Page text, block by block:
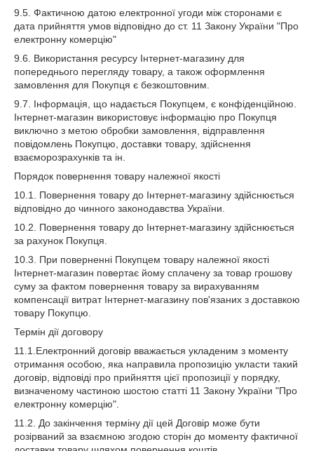
9.5. Фактичною датою електронної угоди між сторонами є
дата прийняття умов відповідно до ст. 11 Закону України "Про
електронну комерцію"
9.6. Використання ресурсу Інтернет-магазину для
попереднього перегляду товару, а також оформлення
замовлення для Покупця є безкоштовним.
9.7. Інформація, що надається Покупцем, є конфіденційною.
Інтернет-магазин використовує інформацію про Покупця
виключно з метою обробки замовлення, відправлення
повідомлень Покупцю, доставки товару, здійснення
взаєморозрахунків та ін.
Порядок повернення товару належної якості
10.1. Повернення товару до Інтернет-магазину здійснюється
відповідно до чинного законодавства України.
10.2. Повернення товару до Інтернет-магазину здійснюється
за рахунок Покупця.
10.3. При поверненні Покупцем товару належної якості
Інтернет-магазин повертає йому сплачену за товар грошову
суму за фактом повернення товару за вирахуванням
компенсації витрат Інтернет-магазину пов'язаних з доставкою
товару Покупцю.
Термін дії договору
11.1.Електронний договір вважається укладеним з моменту
отримання особою, яка направила пропозицію укласти такий
договір, відповіді про прийняття цієї пропозиції у порядку,
визначеному частиною шостою статті 11 Закону України "Про
електронну комерцію".
11.2. До закінчення терміну дії цей Договір може бути
розірваний за взаємною згодою сторін до моменту фактичної